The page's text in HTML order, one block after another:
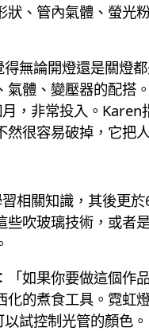
、管內氣體、螢光
無論開燈還是關燈
體、變壓器的配搭
，非常投入。
很容易破掉，它把
相關知識，其後更
吹玻璃技術，或者
如果你要做這個作
的煮食工具。霓虹
試控制光管的顏色。